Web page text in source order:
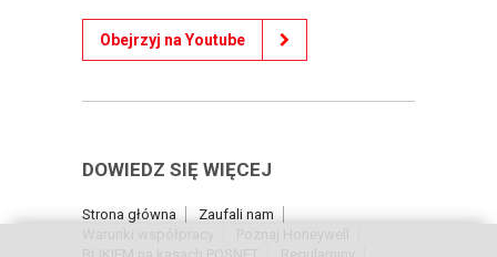
Obejrzyj na Youtube
DOWIEDZ SIĘ WIĘCEJ
Strona główna
Zaufali nam